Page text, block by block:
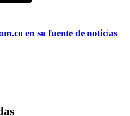
en su fuente de noticias